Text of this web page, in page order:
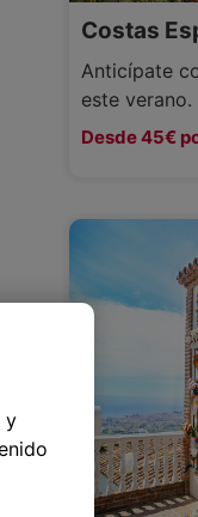
Costas
Anticípate
este verano.
Desde 45€
y